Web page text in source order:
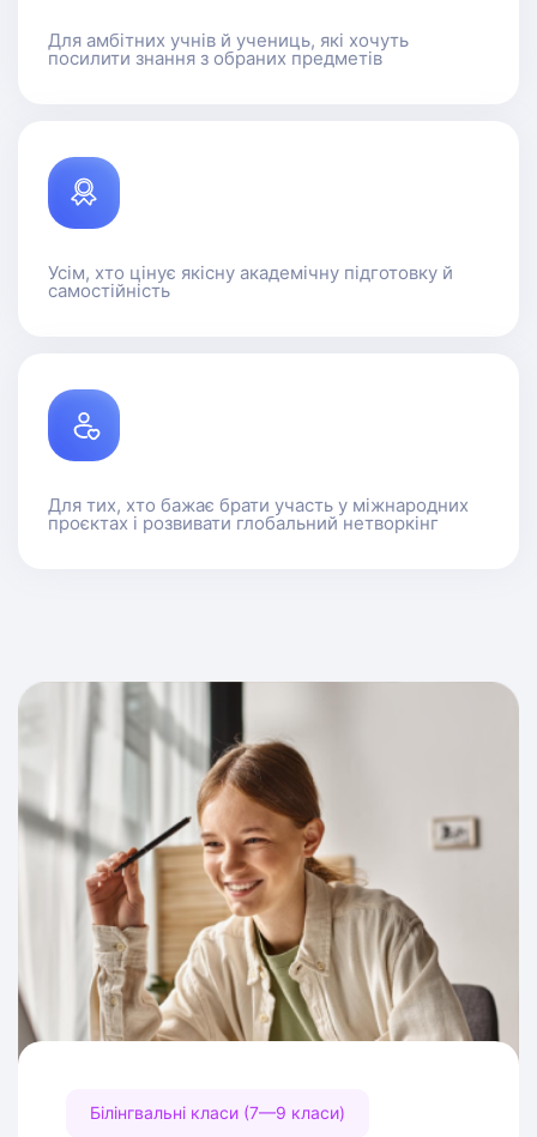
Для амбітних учнів й учениць, які хочуть
посилити знання з обраних предметів
Усім, хто цінує якісну академічну підготовку й
самостійність
Для тих, хто бажає брати участь у міжнародних
проєктах і розвивати глобальний нетворкінг
Білінгвальні класи (7—9 класи)